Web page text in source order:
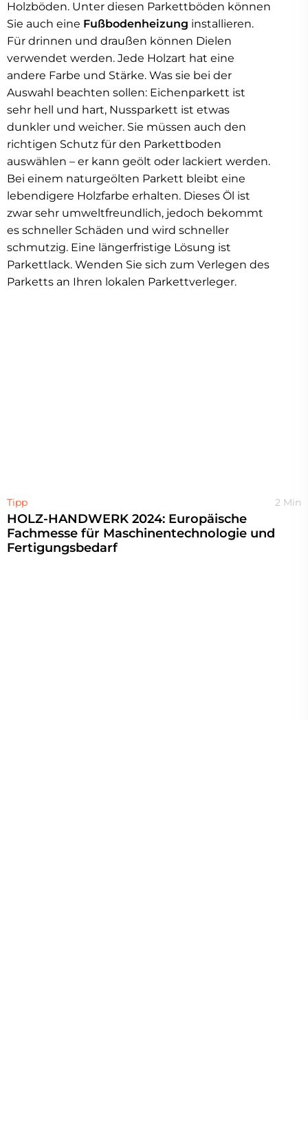
Holzböden. Unter diesen Parkettböden können
Sie auch eine Fußbodenheizung installieren.
Für drinnen und draußen können Dielen
verwendet werden. Jede Holzart hat eine
andere Farbe und Stärke. Was sie bei der
Auswahl beachten sollen: Eichenparkett ist
sehr hell und hart, Nussparkett ist etwas
dunkler und weicher. Sie müssen auch den
richtigen Schutz für den Parkettboden
auswählen – er kann geölt oder lackiert werden.
Bei einem naturgeölten Parkett bleibt eine
lebendigere Holzfarbe erhalten. Dieses Öl ist
zwar sehr umweltfreundlich, jedoch bekommt
es schneller Schäden und wird schneller
schmutzig. Eine längerfristige Lösung ist
Parkettlack. Wenden Sie sich zum Verlegen des
Parketts an Ihren lokalen Parkettverleger.
Tipp 2 Min
HOLZ-HANDWERK 2024: Europäische
Fachmesse für Maschinentechnologie und
Fertigungsbedarf